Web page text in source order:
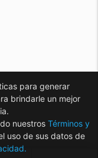
para generar
brindarle un mejor
nuestros Términos y
uso de sus datos de